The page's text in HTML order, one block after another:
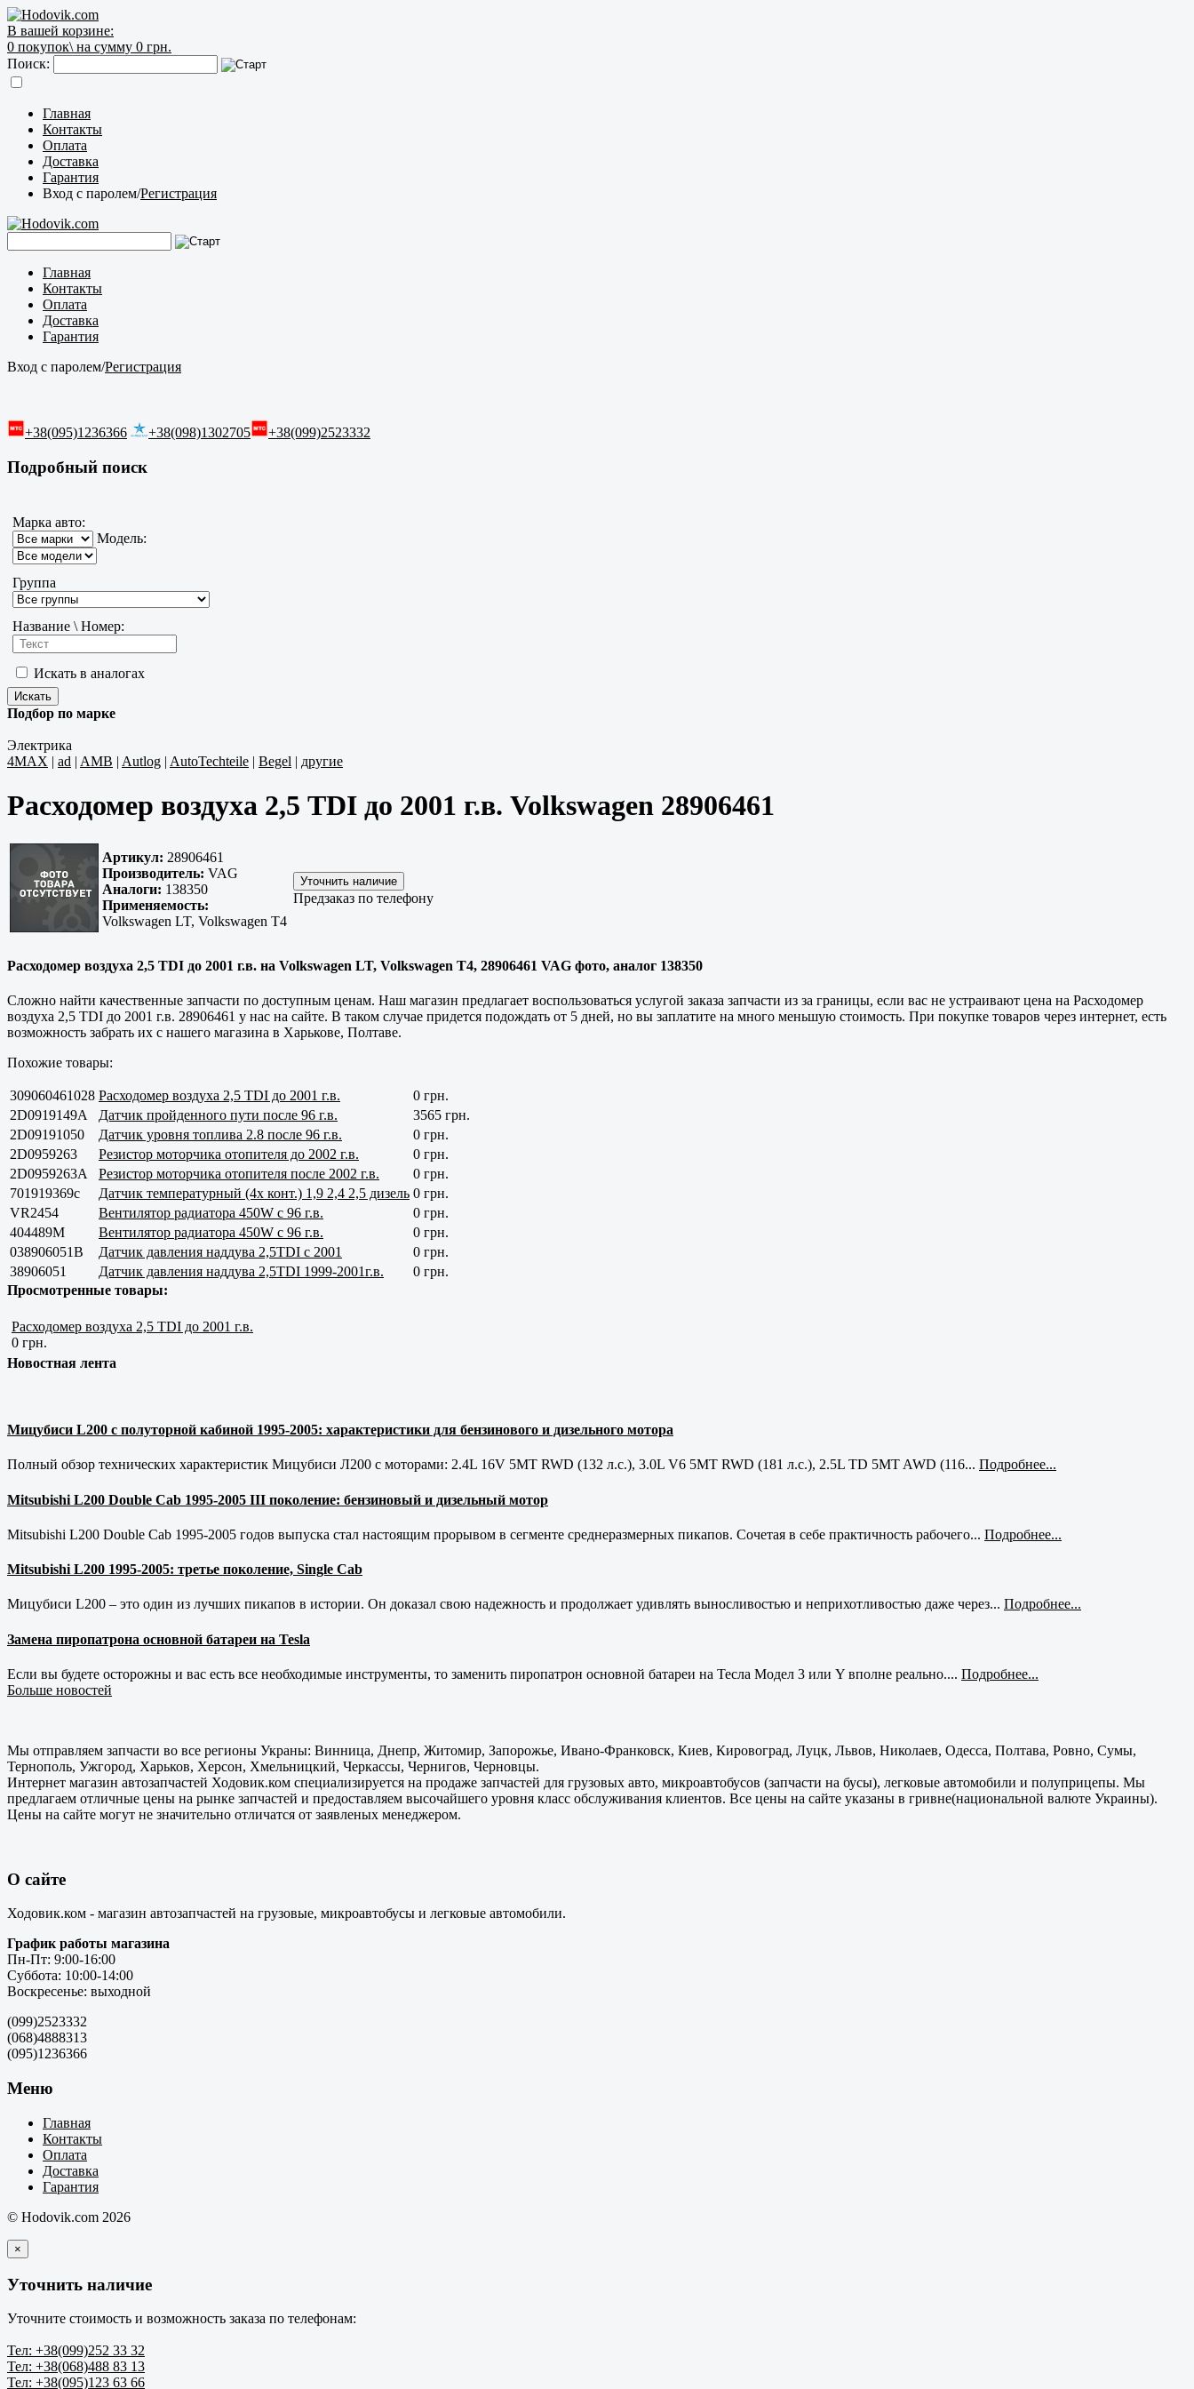
В вашей корзине:
0 покупок\ на сумму 0 грн.
Поиск:
Главная
Контакты
Оплата
Доставка
Гарантия
Вход с паролем/Регистрация
Главная
Контакты
Оплата
Доставка
Гарантия
Вход с паролем/Регистрация
+38(095)1236366 +38(098)1302705 +38(099)2523332
Подробный поиск
Марка авто:
Модель:
Группа
Название \ Номер:
Искать в аналогах
Подбор по марке
Электрика
4MAX | ad | AMB | Autlog | AutoTechteile | Begel | другие
Расходомер воздуха 2,5 TDI до 2001 г.в. Volkswagen 28906461
Артикул: 28906461
Производитель: VAG
Аналоги: 138350
Применяемость:
Volkswagen LT, Volkswagen T4
Предзаказ по телефону
Расходомер воздуха 2,5 TDI до 2001 г.в. на Volkswagen LT, Volkswagen T4, 28906461 VAG фото, аналог 138350
Сложно найти качественные запчасти по доступным ценам. Наш магазин предлагает воспользоваться услугой заказа запчасти из за границы, если вас не устраивают цена на Расходомер
воздуха 2,5 TDI до 2001 г.в. 28906461 у нас на сайте. В таком случае придется подождать от 5 дней, но вы заплатите на много меньшую стоимость. При покупке товаров через интернет, есть
возможность забрать их с нашего магазина в Харькове, Полтаве.
Похожие товары:
309060461028 Расходомер воздуха 2,5 TDI до 2001 г.в.
0 грн.
2D0919149A
Датчик пройденного пути после 96 г.в.
3565 грн.
2D09191050
Датчик уровня топлива 2.8 после 96 г.в.
0 грн.
2D0959263
Резистор моторчика отопителя до 2002 г.в.
0 грн.
2D0959263A
Резистор моторчика отопителя после 2002 г.в.
0 грн.
701919369с
Датчик температурный (4х конт.) 1,9 2,4 2,5 дизель 0 грн.
VR2454
Вентилятор радиатора 450W с 96 г.в.
0 грн.
404489M
Вентилятор радиатора 450W с 96 г.в.
0 грн.
038906051B
Датчик давления наддува 2,5TDI с 2001
0 грн.
38906051
Датчик давления наддува 2,5TDI 1999-2001г.в.
0 грн.
Просмотренные товары:
Расходомер воздуха 2,5 TDI до 2001 г.в.
0 грн.
Новостная лента
Мицубиси L200 с полуторной кабиной 1995-2005: характеристики для бензинового и дизельного мотора
Полный обзор технических характеристик Мицубиси Л200 с моторами: 2.4L 16V 5MT RWD (132 л.с.), 3.0L V6 5MT RWD (181 л.с.), 2.5L TD 5MT AWD (116... Подробнее...
Mitsubishi L200 Double Cab 1995-2005 III поколение: бензиновый и дизельный мотор
Mitsubishi L200 Double Cab 1995-2005 годов выпуска стал настоящим прорывом в сегменте среднеразмерных пикапов. Сочетая в себе практичность рабочего... Подробнее...
Mitsubishi L200 1995-2005: третье поколение, Single Cab
Мицубиси L200 – это один из лучших пикапов в истории. Он доказал свою надежность и продолжает удивлять выносливостью и неприхотливостью даже через... Подробнее...
Замена пиропатрона основной батареи на Tesla
Если вы будете осторожны и вас есть все необходимые инструменты, то заменить пиропатрон основной батареи на Тесла Модел 3 или Y вполне реально.... Подробнее...
Больше новостей
Мы отправляем запчасти во все регионы Украны: Винница, Днепр, Житомир, Запорожье, Ивано-Франковск, Киев, Кировоград, Луцк, Львов, Николаев, Одесса, Полтава, Ровно, Сумы,
Тернополь, Ужгород, Харьков, Херсон, Хмельницкий, Черкассы, Чернигов, Черновцы.
Интернет магазин автозапчастей Ходовик.ком специализируется на продаже запчастей для грузовых авто, микроавтобусов (запчасти на бусы), легковые автомобили и полуприцепы. Мы
предлагаем отличные цены на рынке запчастей и предоставляем высочайшего уровня класс обслуживания клиентов. Все цены на сайте указаны в гривне(национальной валюте Украины).
Цены на сайте могут не значительно отличатся от заявленых менеджером.
О сайте
Ходовик.ком - магазин автозапчастей на грузовые, микроавтобусы и легковые автомобили.
График работы магазина
Пн-Пт: 9:00-16:00
Суббота: 10:00-14:00
Воскресенье: выходной
(099)2523332
(068)4888313
(095)1236366
Меню
Главная
Контакты
Оплата
Доставка
Гарантия
© Hodovik.com 2026
×
Уточнить наличие
Уточните стоимость и возможность заказа по телефонам:
Тел: +38(099)252 33 32
Тел: +38(068)488 83 13
Тел: +38(095)123 63 66